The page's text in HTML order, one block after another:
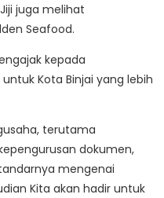
juga melihat
Seafood.
kepada
Kota Binjai yang lebih
terutama
dokumen,
mengenai
Kita akan hadir untuk